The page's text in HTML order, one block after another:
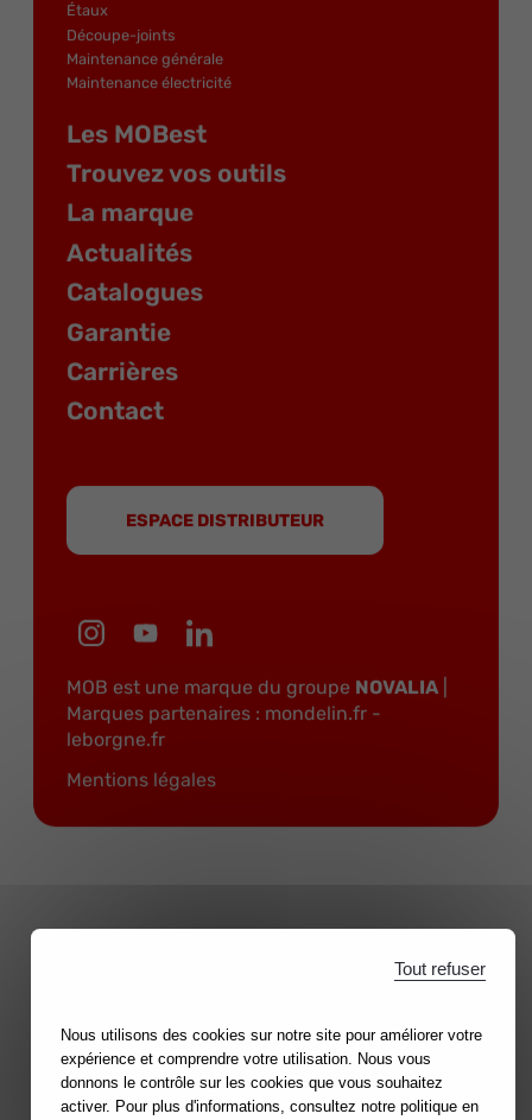
Étaux
Découpe-joints
Maintenance générale
Maintenance électricité
Les MOBest
Trouvez vos outils
La marque
Actualités
Catalogues
Garantie
Carrières
Contact
ESPACE DISTRIBUTEUR
MOB est une marque du groupe NOVALIA
Marques partenaires : mondelin.fr -
leborgne.fr
Mentions légales
Nous utilisons des cookies sur notre site pour améliorer votre
expérience et comprendre votre utilisation. Nous vous
donnons le contrôle sur les cookies que vous souhaitez
activer. Pour plus d'informations, consultez notre politique en
Tout refuser